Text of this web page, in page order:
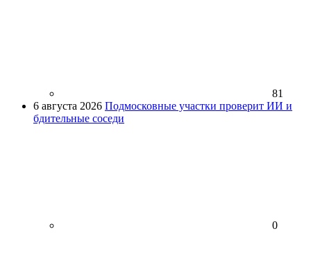
81
6 августа 2026 Подмосковные участки проверит ИИ и
бдительные соседи
0